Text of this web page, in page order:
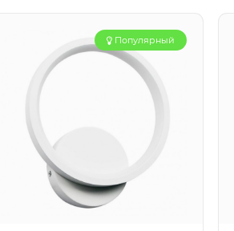
Популярный